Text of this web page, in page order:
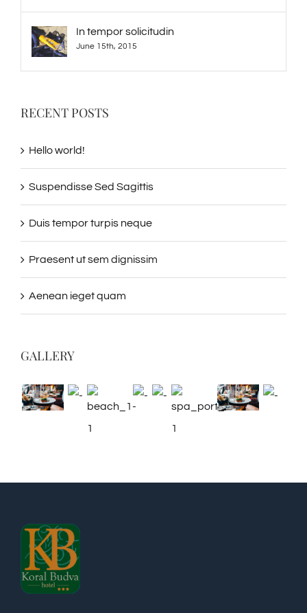
In tempor solicitudin
June 15th, 2015
RECENT POSTS
Hello world!
Suspendisse Sed Sagittis
Duis tempor turpis neque
Praesent ut sem dignissim
Aenean ieget quam
GALLERY